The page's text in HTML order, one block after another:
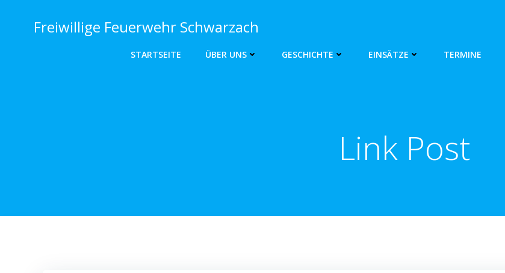
springenFreiwillige Feuerwehr Schwarzach
STARTSEITE ÜBER UNS GESCHICHTE EINSÄTZE TERMINE
Link Post